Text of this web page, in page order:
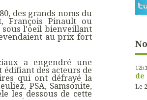
des grands noms du
François Pinault ou
l'oeil bienveillant
au prix fort
a engendré une
des acteurs de
qui ont défrayé la
PSA, Samsonite,
les dessous de cette
de
Le